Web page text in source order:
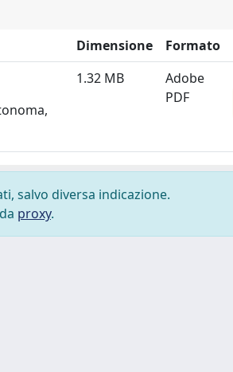
Dimensione
Formato
1.32 MB
Adobe
PDF
salvo diversa indicazione.
proxy.